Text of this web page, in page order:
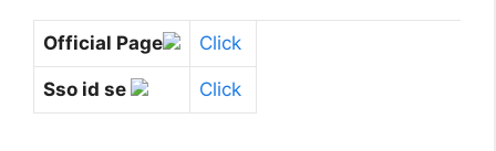
Official Page Click
Sso id se Click